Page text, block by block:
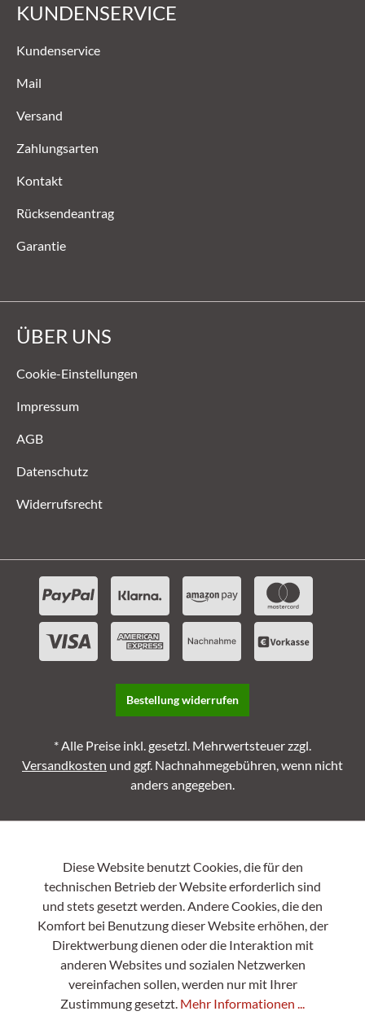
KUNDENSERVICE
Kundenservice
Mail
Versand
Zahlungsarten
Kontakt
Rücksendeantrag
Garantie
ÜBER UNS
Cookie-Einstellungen
Impressum
AGB
Datenschutz
Widerrufsrecht
Bestellung widerrufen
* Alle Preise inkl. gesetzl. Mehrwertsteuer zzgl.
Versandkosten und ggf. Nachnahmegebühren, wenn nicht
anders angegeben.
Diese Website benutzt Cookies, die für den
technischen Betrieb der Website erforderlich sind
und stets gesetzt werden. Andere Cookies, die den
Komfort bei Benutzung dieser Website erhöhen, der
Direktwerbung dienen oder die Interaktion mit
anderen Websites und sozialen Netzwerken
vereinfachen sollen, werden nur mit Ihrer
Zustimmung gesetzt. Mehr Informationen ...